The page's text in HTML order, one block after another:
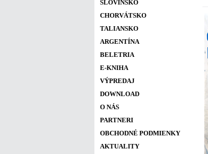
SLOVINSKO
CHORVÁTSKO
TALIANSKO
ARGENTÍNA
BELETRIA
E-KNIHA
VÝPREDAJ
DOWNLOAD
O NÁS
PARTNERI
OBCHODNÉ PODMIENKY
AKTUALITY